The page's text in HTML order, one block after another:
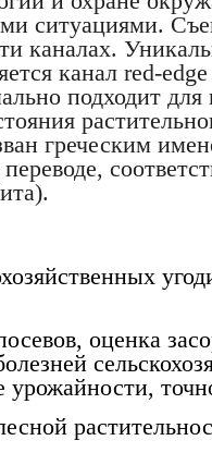
ситуациями.
каналах.
канал red-
подходит для
греческим
оценка
урожайности,